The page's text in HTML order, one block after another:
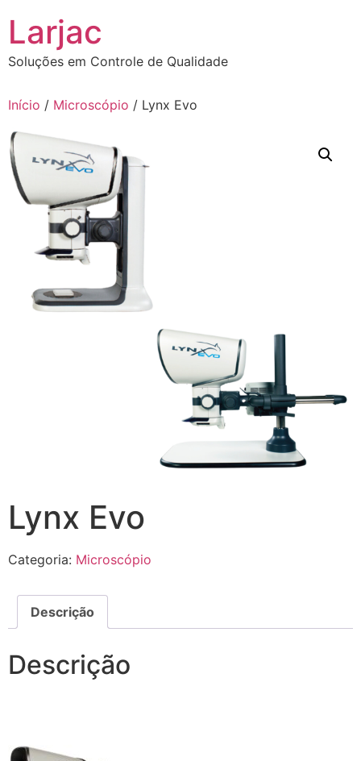
conteúdo
Larjac
Soluções em Controle de Qualidade
Início / Microscópio / Lynx Evo
Lynx Evo
Categoria: Microscópio
Descrição
Descrição